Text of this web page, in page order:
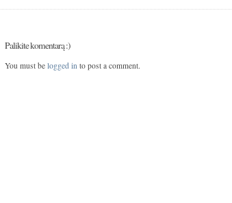
Palikite komentarą :)
You must be logged into post a comment.